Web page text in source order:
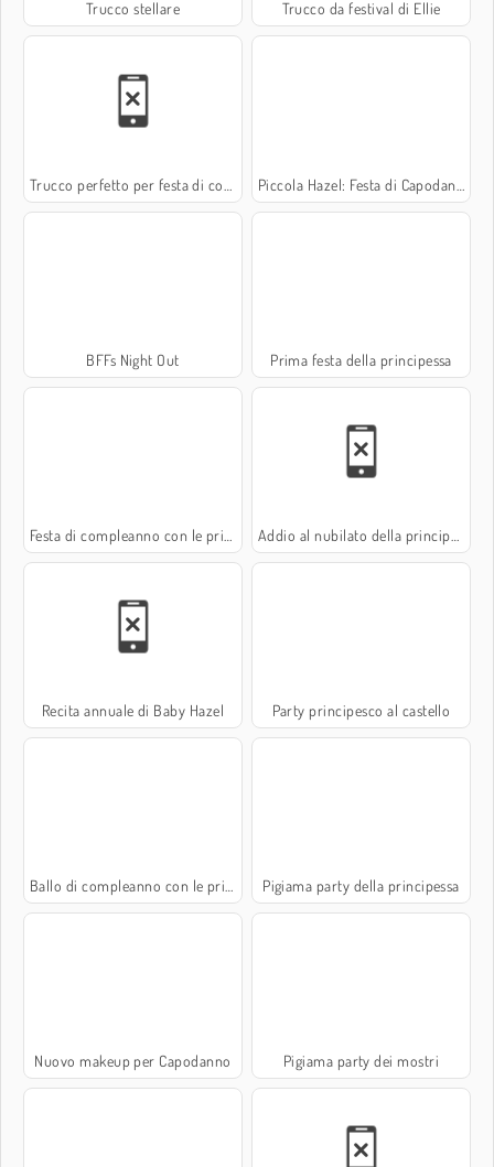
Trucco stellare Trucco da festival di Ellie
Trucco perfetto per festa di compleanno Piccola Hazel: Festa di Capodanno
BFFs Night Out Prima festa della principessa
Festa di compleanno con le principesse Addio al nubilato della principessa
Recita annuale di Baby Hazel Party principesco al castello
Ballo di compleanno con le principesse Pigiama party della principessa
Nuovo makeup per Capodanno Pigiama party dei mostri